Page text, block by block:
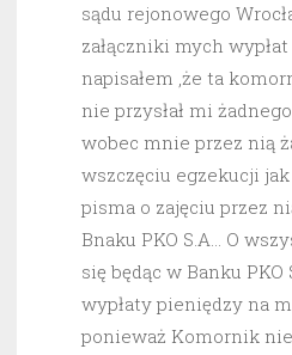
sądu rejonowego
załączniki mych
napisałem ,że ta
nie przysłał mi
wobec mnie przez nią
wszczęciu egzekucji
pisma o zajęciu przez
Bnaku PKO S.A… O
się będąc w Banku
wypłaty pieniędzy na
ponieważ Komornik